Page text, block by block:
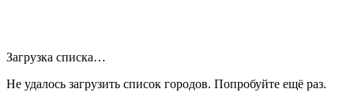
Загрузка списка…
Не удалось загрузить список городов. Попробуйте ещё раз.